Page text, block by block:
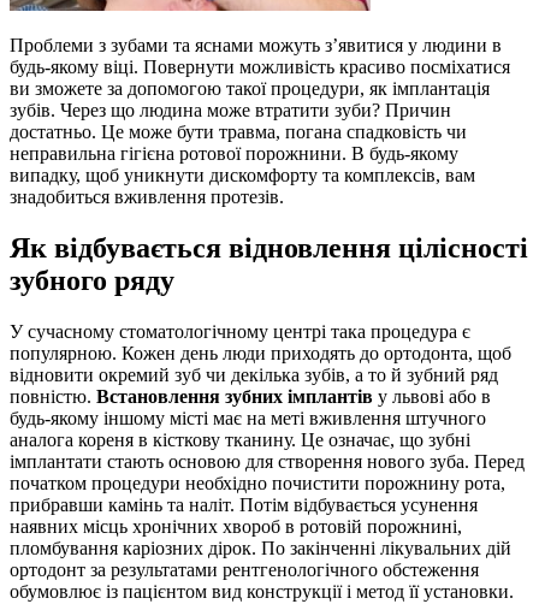
Проблеми з зубами та яснами можуть з’явитися у людини в
будь-якому віці. Повернути можливість красиво посміхатися
ви зможете за допомогою такої процедури, як імплантація
зубів. Через що людина може втратити зуби? Причин
достатньо. Це може бути травма, погана спадковість чи
неправильна гігієна ротової порожнини. В будь-якому
випадку, щоб уникнути дискомфорту та комплексів, вам
знадобиться вживлення протезів.
Як відбувається відновлення цілісності
зубного ряду
У сучасному стоматологічному центрі така процедура є
популярною. Кожен день люди приходять до ортодонта, щоб
відновити окремий зуб чи декілька зубів, а то й зубний ряд
повністю. Встановлення зубних імплантів у львові або в
будь-якому іншому місті має на меті вживлення штучного
аналога кореня в кісткову тканину. Це означає, що зубні
імплантати стають основою для створення нового зуба. Перед
початком процедури необхідно почистити порожнину рота,
прибравши камінь та наліт. Потім відбувається усунення
наявних місць хронічних хвороб в ротовій порожнині,
пломбування каріозних дірок. По закінченні лікувальних дій
ортодонт за результатами рентгенологічного обстеження
обумовлює із пацієнтом вид конструкції і метод її установки.